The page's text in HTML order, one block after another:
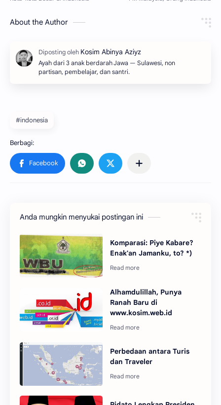
About the Author
Ayah dari 3 anak berdarah Jawa — Sulawesi, non
partisan, pembelajar, dan santri.
#indonesia
Anda mungkin menyukai postingan ini
Komparasi: Piye Kabare?
Enak'an Jamanku, to? *)
Alhamdulillah, Punya
Ranah Baru di
www.kosim.web.id
Perbedaan antara Turis
dan Traveler